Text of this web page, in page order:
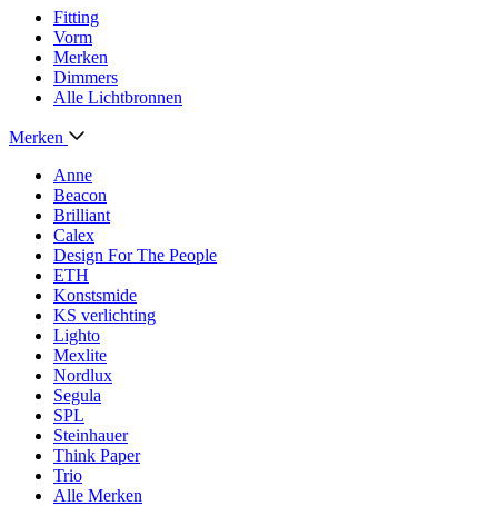
Fitting
Vorm
Merken
Dimmers
Alle Lichtbronnen
Merken
Anne
Beacon
Brilliant
Calex
Design For The People
ETH
Konstsmide
KS verlichting
Lighto
Mexlite
Nordlux
Segula
SPL
Steinhauer
Think Paper
Trio
Alle Merken